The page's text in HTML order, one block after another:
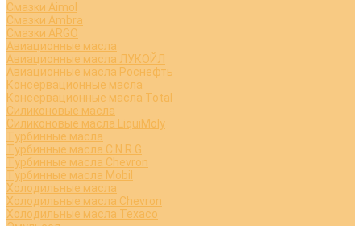
Смазки Aimol
Смазки Ambra
Смазки ARGO
Авиационные масла
Авиационные масла ЛУКОЙЛ
Авиационные масла Роснефть
Консервационные масла
Консервационные масла Total
Силиконовые масла
Силиконовые масла LiquiMoly
Турбинные масла
Турбинные масла C.N.R.G
Турбинные масла Chevron
Турбинные масла Mobil
Холодильные масла
Холодильные масла Chevron
Холодильные масла Texaco